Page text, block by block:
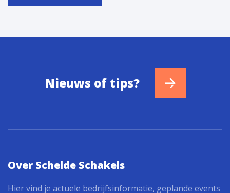
Nieuws of tips?
Over Schelde Schakels
Hier vind je actuele bedrijfsinformatie, geplande events